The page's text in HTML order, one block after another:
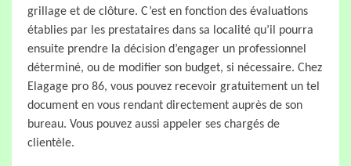
grillage et de clôture. C’est en fonction des évaluations
établies par les prestataires dans sa localité qu’il pourra
ensuite prendre la décision d’engager un professionnel
déterminé, ou de modifier son budget, si nécessaire. Chez
Elagage pro 86, vous pouvez recevoir gratuitement un tel
document en vous rendant directement auprès de son
bureau. Vous pouvez aussi appeler ses chargés de
clientèle.